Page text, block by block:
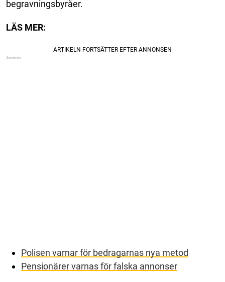
begravningsbyråer.
LÄS MER:
Polisen varnar för bedragarnas nya metod
Pensionärer varnas för falska annonser